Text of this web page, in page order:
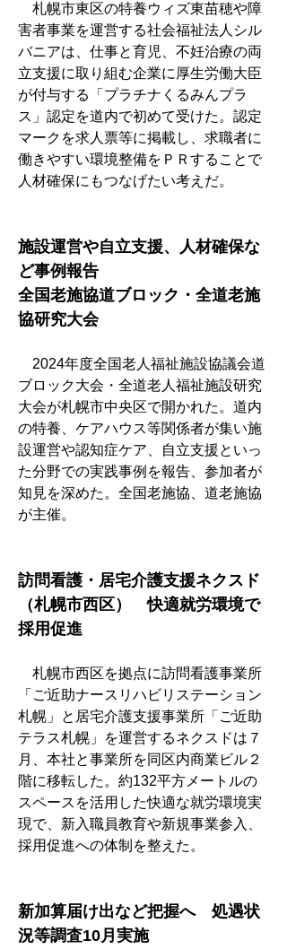
札幌市東区の特養ウィズ東苗穂や障
害者事業を運営する社会福祉法人シル
バニアは、仕事と育児、不妊治療の両
立支援に取り組む企業に厚生労働大臣
が付与する「プラチナくるみんプラ
ス」認定を道内で初めて受けた。認定
マークを求人票等に掲載し、求職者に
働きやすい環境整備をＰＲすることで
人材確保にもつなげたい考えだ。
施設運営や自立支援、人材確保な
ど事例報告
全国老施協道ブロック・全道老施
協研究大会
2024年度全国老人福祉施設協議会道
ブロック大会・全道老人福祉施設研究
大会が札幌市中央区で開かれた。道内
の特養、ケアハウス等関係者が集い施
設運営や認知症ケア、自立支援といっ
た分野での実践事例を報告、参加者が
知見を深めた。全国老施協、道老施協
が主催。
訪問看護・居宅介護支援ネクスド
（札幌市西区）　快適就労環境で
採用促進
札幌市西区を拠点に訪問看護事業所
「ご近助ナースリハビリステーション
札幌」と居宅介護支援事業所「ご近助
テラス札幌」を運営するネクスドは７
月、本社と事業所を同区内商業ビル２
階に移転した。約132平方メートルの
スペースを活用した快適な就労環境実
現で、新入職員教育や新規事業参入、
採用促進への体制を整えた。
新加算届け出など把握へ　処遇状
況等調査10月実施